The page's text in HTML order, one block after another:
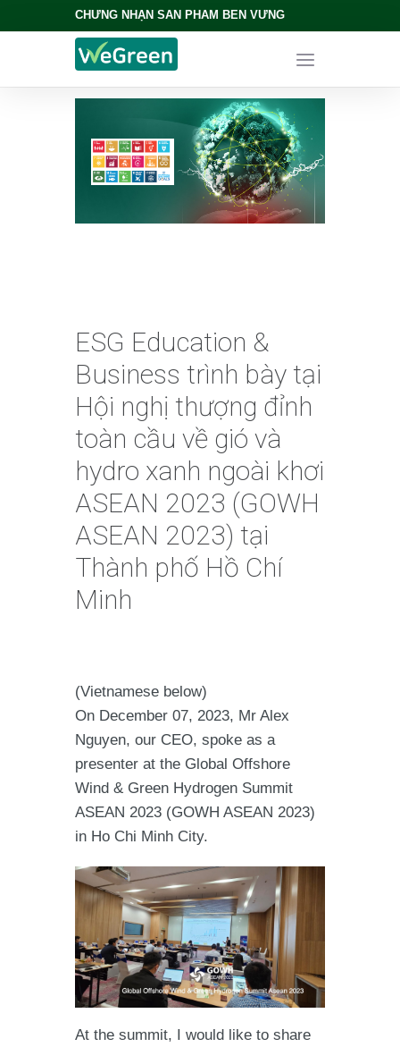
CHỨNG NHẬN SẢN PHẨM BỀN VỮNG
ESG Education &
Business trình bày tại
Hội nghị thượng đỉnh
toàn cầu về gió và
hydro xanh ngoài khơi
ASEAN 2023 (GOWH
ASEAN 2023) tại
Thành phố Hồ Chí
Minh
(Vietnamese below)
On December 07, 2023, Mr Alex
Nguyen, our CEO, spoke as a
presenter at the Global Offshore
Wind & Green Hydrogen Summit
ASEAN 2023 (GOWH ASEAN 2023)
in Ho Chi Minh City.
At the summit, I would like to share